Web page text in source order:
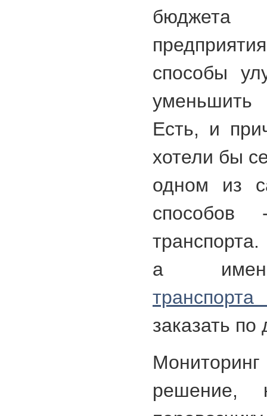
способы
Есть, и
хотели бы
одном из
способов
а
заказать
решение,